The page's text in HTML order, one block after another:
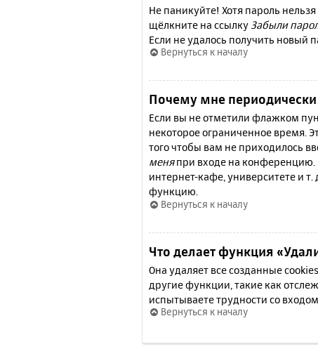
Не паникуйте! Хотя пароль
щёлкните на ссылку Забыли
Если не удалось получить новый
Вернуться к началу
Почему мне периодически
Если вы не отметили флажком
некоторое ограниченное время.
того чтобы вам не приходилось
меняпри входе на конференцию.
интернет-кафе, университете и т.
функцию.
Вернуться к началу
Что делает функция
Она удаляет все созданные
другие функции, такие как
испытываете трудности со
Вернуться к началу